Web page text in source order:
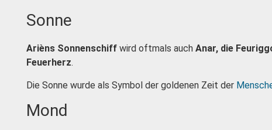
Sonne
Arièns Sonnenschiff wird oftmals auch Anar, die
Feuerherz.
Die Sonne wurde als Symbol der goldenen Zeit der
Mond